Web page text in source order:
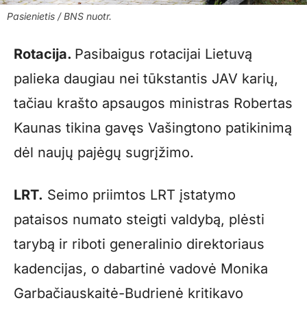
Pasienietis / BNS nuotr.
Rotacija. Pasibaigus rotacijai Lietuvą
palieka daugiau nei tūkstantis JAV karių,
tačiau krašto apsaugos ministras Robertas
Kaunas tikina gavęs Vašingtono patikinimą
dėl naujų pajėgų sugrįžimo.
LRT. Seimo priimtos LRT įstatymo
pataisos numato steigti valdybą, plėsti
tarybą ir riboti generalinio direktoriaus
kadencijas, o dabartinė vadovė Monika
Garbačiauskaitė-Budrienė kritikavo